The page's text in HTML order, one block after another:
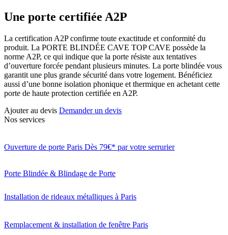
Une porte certifiée A2P
La certification A2P confirme toute exactitude et conformité du
produit. La PORTE BLINDÉE CAVE TOP CAVE possède la
norme A2P, ce qui indique que la porte résiste aux tentatives
d’ouverture forcée pendant plusieurs minutes. La porte blindée vous
garantit une plus grande sécurité dans votre logement. Bénéficiez
aussi d’une bonne isolation phonique et thermique en achetant cette
porte de haute protection certifiée en A2P.
Ajouter au devis Demander un devis
Nos services
Ouverture de porte Paris Dès 79€* par votre serrurier
Porte Blindée & Blindage de Porte
Installation de rideaux métalliques à Paris
Remplacement & installation de fenêtre Paris